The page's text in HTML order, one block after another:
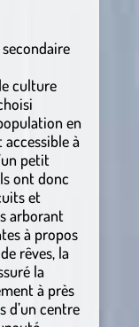
culture
en
à
petit
ont donc
et
arborant
à propos
rêves, la
la
à près
d’un centre